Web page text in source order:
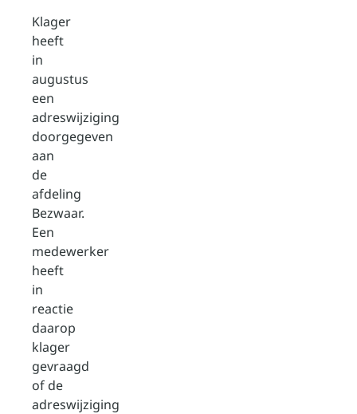
Klager
heeft
in
augustus
een
adreswijziging
doorgegeven
aan
de
afdeling
Bezwaar.
Een
medewerker
heeft
in
reactie
daarop
klager
gevraagd
of de
adreswijziging